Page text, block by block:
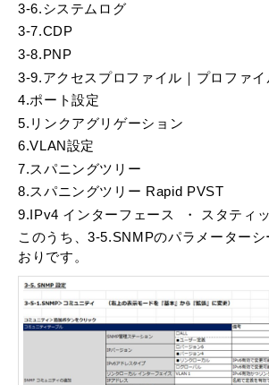
3-6.システムログ
3-7.CDP
3-8.PNP
3-9.アクセスプロファイル｜プロファ
4.ポート設定
5.リンクアグリゲーション
6.VLAN設定
7.スパニングツリー
8.スパニングツリー Rapid PVST
9.IPv4 インターフェース ・ スタティ
このうち、3-5.SNMPのパラメーターシ
おりです。